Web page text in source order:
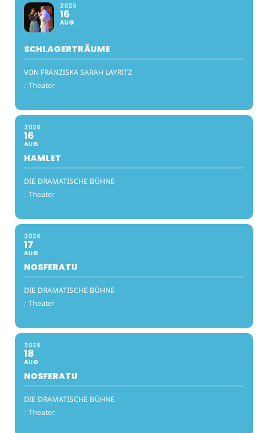
2026
16
AUG
SCHLAGERTRÄUME
VON FRANZISKA SARAH LAYRITZ
: Theater
2026
16
AUG
HAMLET
DIE DRAMATISCHE BÜHNE
: Theater
2026
17
AUG
NOSFERATU
DIE DRAMATISCHE BÜHNE
: Theater
2026
18
AUG
NOSFERATU
DIE DRAMATISCHE BÜHNE
: Theater